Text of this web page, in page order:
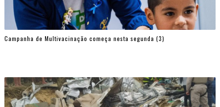
Campanha de Multivacinação começa nesta segunda (3)